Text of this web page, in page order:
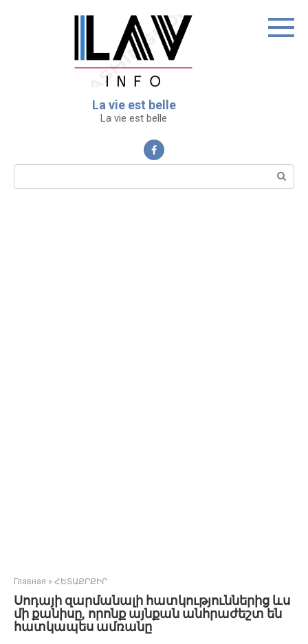
La vie est belle
La vie est belle
Поиск:
Главная » ՀԵՏԱՔՐՔԻՐ
Սոդայի զարմանալի հատկություններից ևս
մի քանիսը, որոնք այնքան անհրաժեշտ են
հատկապես ամռանը